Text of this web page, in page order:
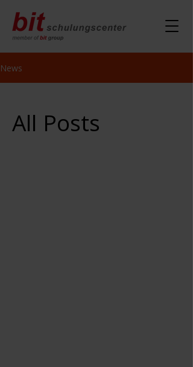
News
All Posts